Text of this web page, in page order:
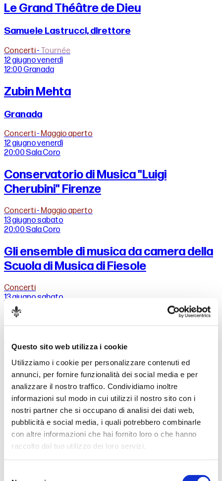
Questo sito web utilizza i cookie
Utilizziamo i cookie per personalizzare contenuti ed
annunci, per fornire funzionalità dei social media e per
analizzare il nostro traffico. Condividiamo inoltre
informazioni sul modo in cui utilizzi il nostro sito con i
nostri partner che si occupano di analisi dei dati web,
pubblicità e social media, i quali potrebbero combinarle
con altre informazioni che hai fornito loro o che hanno
raccolto dal tuo utilizzo dei loro servizi.
Le Grand Théâtre de Dieu
Samuele Lastrucci, direttore
Concerti- Tournée
12 giugnovenerdì
12:00 Granada
Zubin Mehta
Granada
Concerti- Maggio aperto
12 giugnovenerdì
20:00 Sala Coro
Conservatorio di Musica "Luigi
Cherubini" Firenze
Concerti- Maggio aperto
13 giugno sabato
20:00 Sala Coro
Gli ensemble di musica da camera della
Scuola di Musica di Fiesole
Concerti
13 giugno sabato
16:00
Pieve di San Giovanni Battista a Remole - Sieci
(Pontassieve)
Maggio
Sara Matteucci, direttrice
Concerti
18:00Teatro del Maggio - Auditorium
Rothko Chapel
Morton Feldman
Concerti